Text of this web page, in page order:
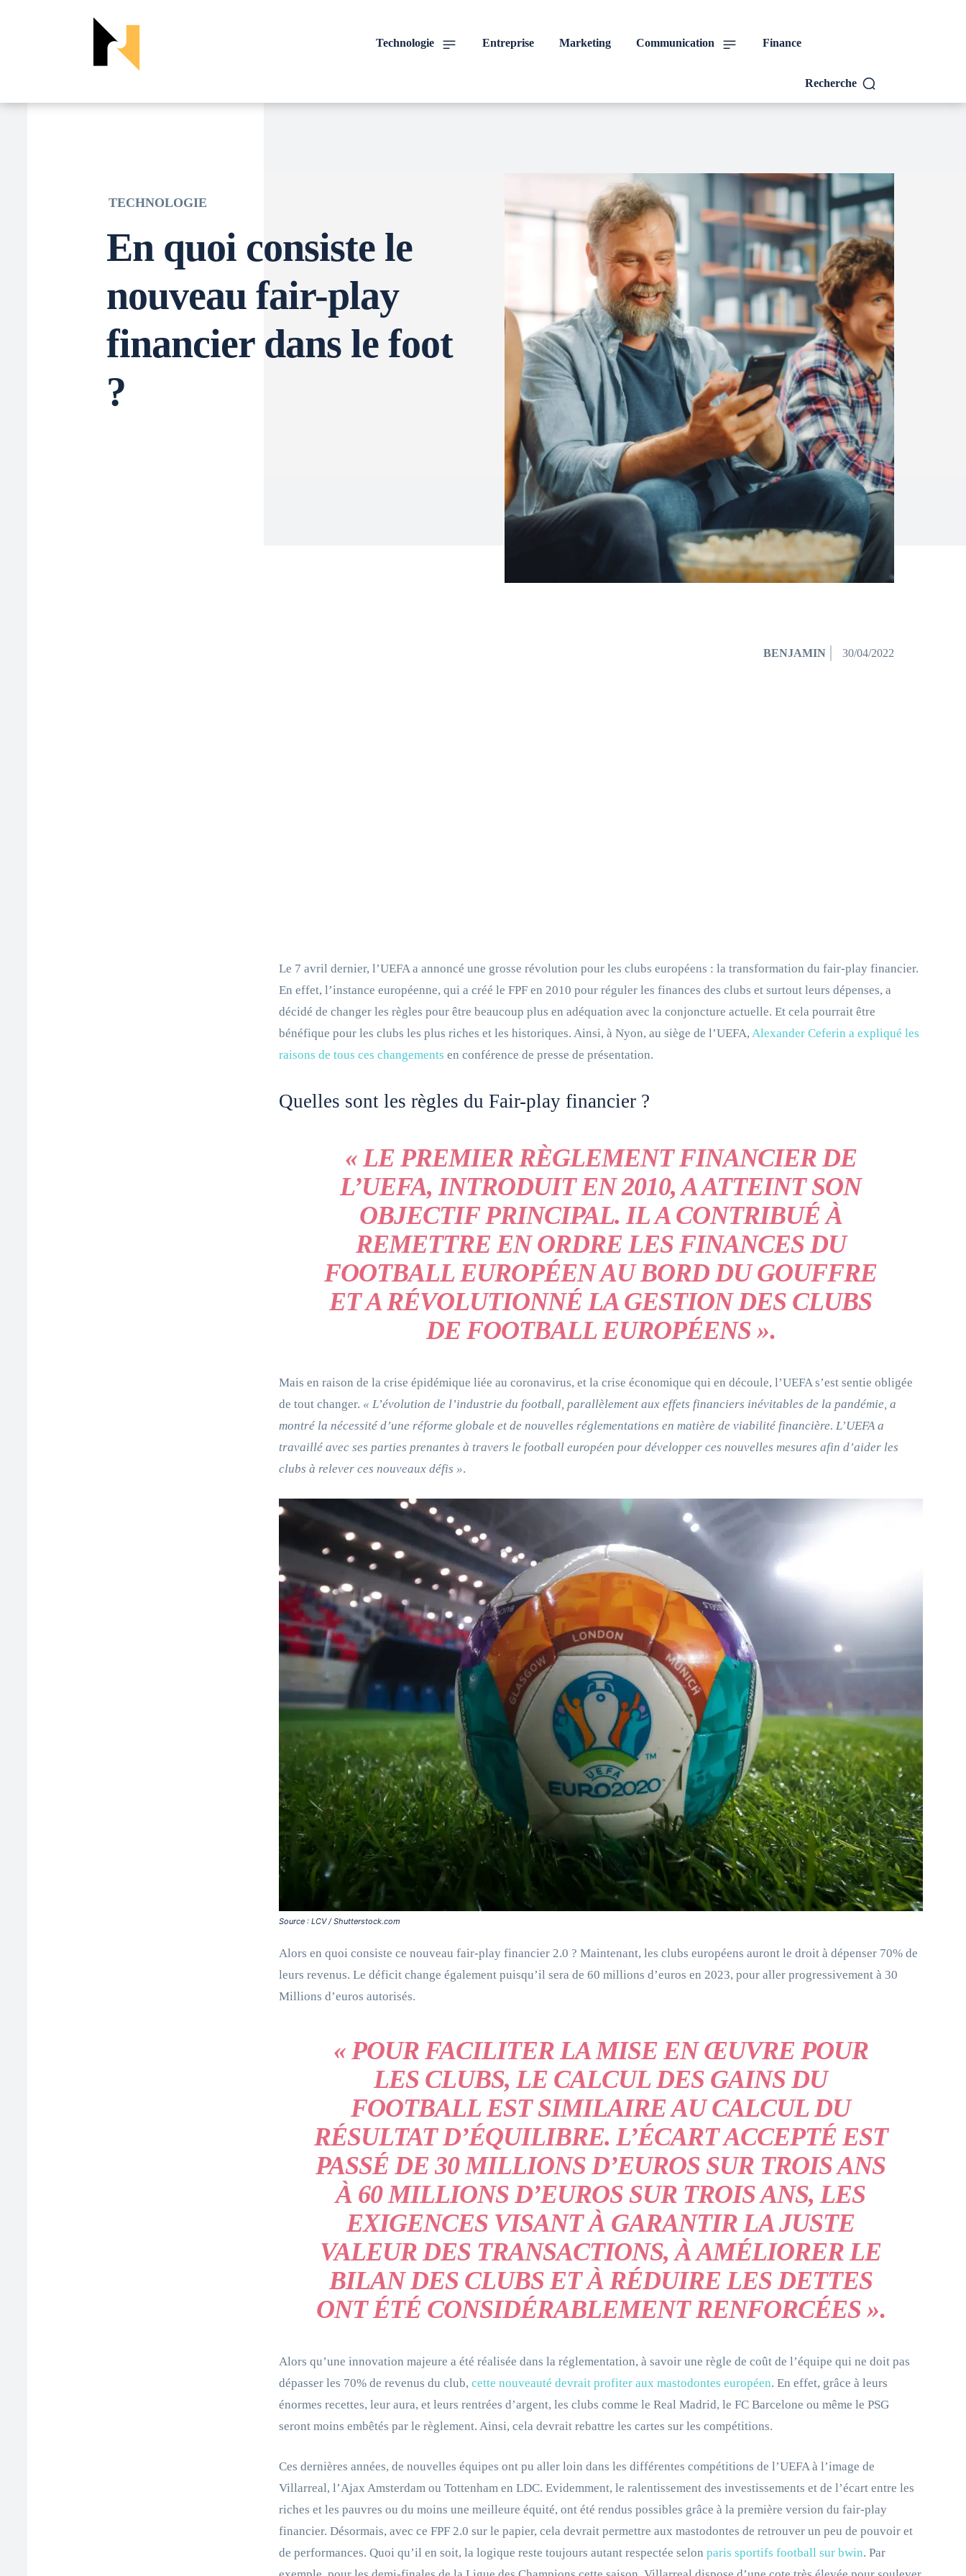
Technologie Entreprise Marketing Communication Finance
Recherche
TECHNOLOGIE
En quoi consiste le
nouveau fair-play
financier dans le foot
?
BENJAMIN 30/04/2022
Le 7 avril dernier, l’UEFA a annoncé une grosse révolution pour les clubs européens : la transformation du fair-play financier.
En effet, l’instance européenne, qui a créé le FPF en 2010 pour réguler les finances des clubs et surtout leurs dépenses, a
décidé de changer les règles pour être beaucoup plus en adéquation avec la conjoncture actuelle. Et cela pourrait être
bénéfique pour les clubs les plus riches et les historiques. Ainsi, à Nyon, au siège de l’UEFA, Alexander Ceferin a expliqué les
raisons de tous ces changements en conférence de presse de présentation.
Quelles sont les règles du Fair-play financier ?
« LE PREMIER RÈGLEMENT FINANCIER DE
L’UEFA, INTRODUIT EN 2010, A ATTEINT SON
OBJECTIF PRINCIPAL. IL A CONTRIBUÉ À
REMETTRE EN ORDRE LES FINANCES DU
FOOTBALL EUROPÉEN AU BORD DU GOUFFRE
ET A RÉVOLUTIONNÉ LA GESTION DES CLUBS
DE FOOTBALL EUROPÉENS ».
Mais en raison de la crise épidémique liée au coronavirus, et la crise économique qui en découle, l’UEFA s’est sentie obligée
de tout changer. « L’évolution de l’industrie du football, parallèlement aux effets financiers inévitables de la pandémie, a
montré la nécessité d’une réforme globale et de nouvelles réglementations en matière de viabilité financière. L’UEFA a
travaillé avec ses parties prenantes à travers le football européen pour développer ces nouvelles mesures afin d’aider les
clubs à relever ces nouveaux défis ».
Source : LCV / Shutterstock.com
Alors en quoi consiste ce nouveau fair-play financier 2.0 ? Maintenant, les clubs européens auront le droit à dépenser 70% de
leurs revenus. Le déficit change également puisqu’il sera de 60 millions d’euros en 2023, pour aller progressivement à 30
Millions d’euros autorisés.
« POUR FACILITER LA MISE EN ŒUVRE POUR
LES CLUBS, LE CALCUL DES GAINS DU
FOOTBALL EST SIMILAIRE AU CALCUL DU
RÉSULTAT D’ÉQUILIBRE. L’ÉCART ACCEPTÉ EST
PASSÉ DE 30 MILLIONS D’EUROS SUR TROIS ANS
À 60 MILLIONS D’EUROS SUR TROIS ANS, LES
EXIGENCES VISANT À GARANTIR LA JUSTE
VALEUR DES TRANSACTIONS, À AMÉLIORER LE
BILAN DES CLUBS ET À RÉDUIRE LES DETTES
ONT ÉTÉ CONSIDÉRABLEMENT RENFORCÉES ».
Alors qu’une innovation majeure a été réalisée dans la réglementation, à savoir une règle de coût de l’équipe qui ne doit pas
dépasser les 70% de revenus du club, cette nouveauté devrait profiter aux mastodontes européen. En effet, grâce à leurs
énormes recettes, leur aura, et leurs rentrées d’argent, les clubs comme le Real Madrid, le FC Barcelone ou même le PSG
seront moins embêtés par le règlement. Ainsi, cela devrait rebattre les cartes sur les compétitions.
Ces dernières années, de nouvelles équipes ont pu aller loin dans les différentes compétitions de l’UEFA à l’image de
Villarreal, l’Ajax Amsterdam ou Tottenham en LDC. Evidemment, le ralentissement des investissements et de l’écart entre les
riches et les pauvres ou du moins une meilleure équité, ont été rendus possibles grâce à la première version du fair-play
financier. Désormais, avec ce FPF 2.0 sur le papier, cela devrait permettre aux mastodontes de retrouver un peu de pouvoir et
de performances. Quoi qu’il en soit, la logique reste toujours autant respectée selon paris sportifs football sur bwin. Par